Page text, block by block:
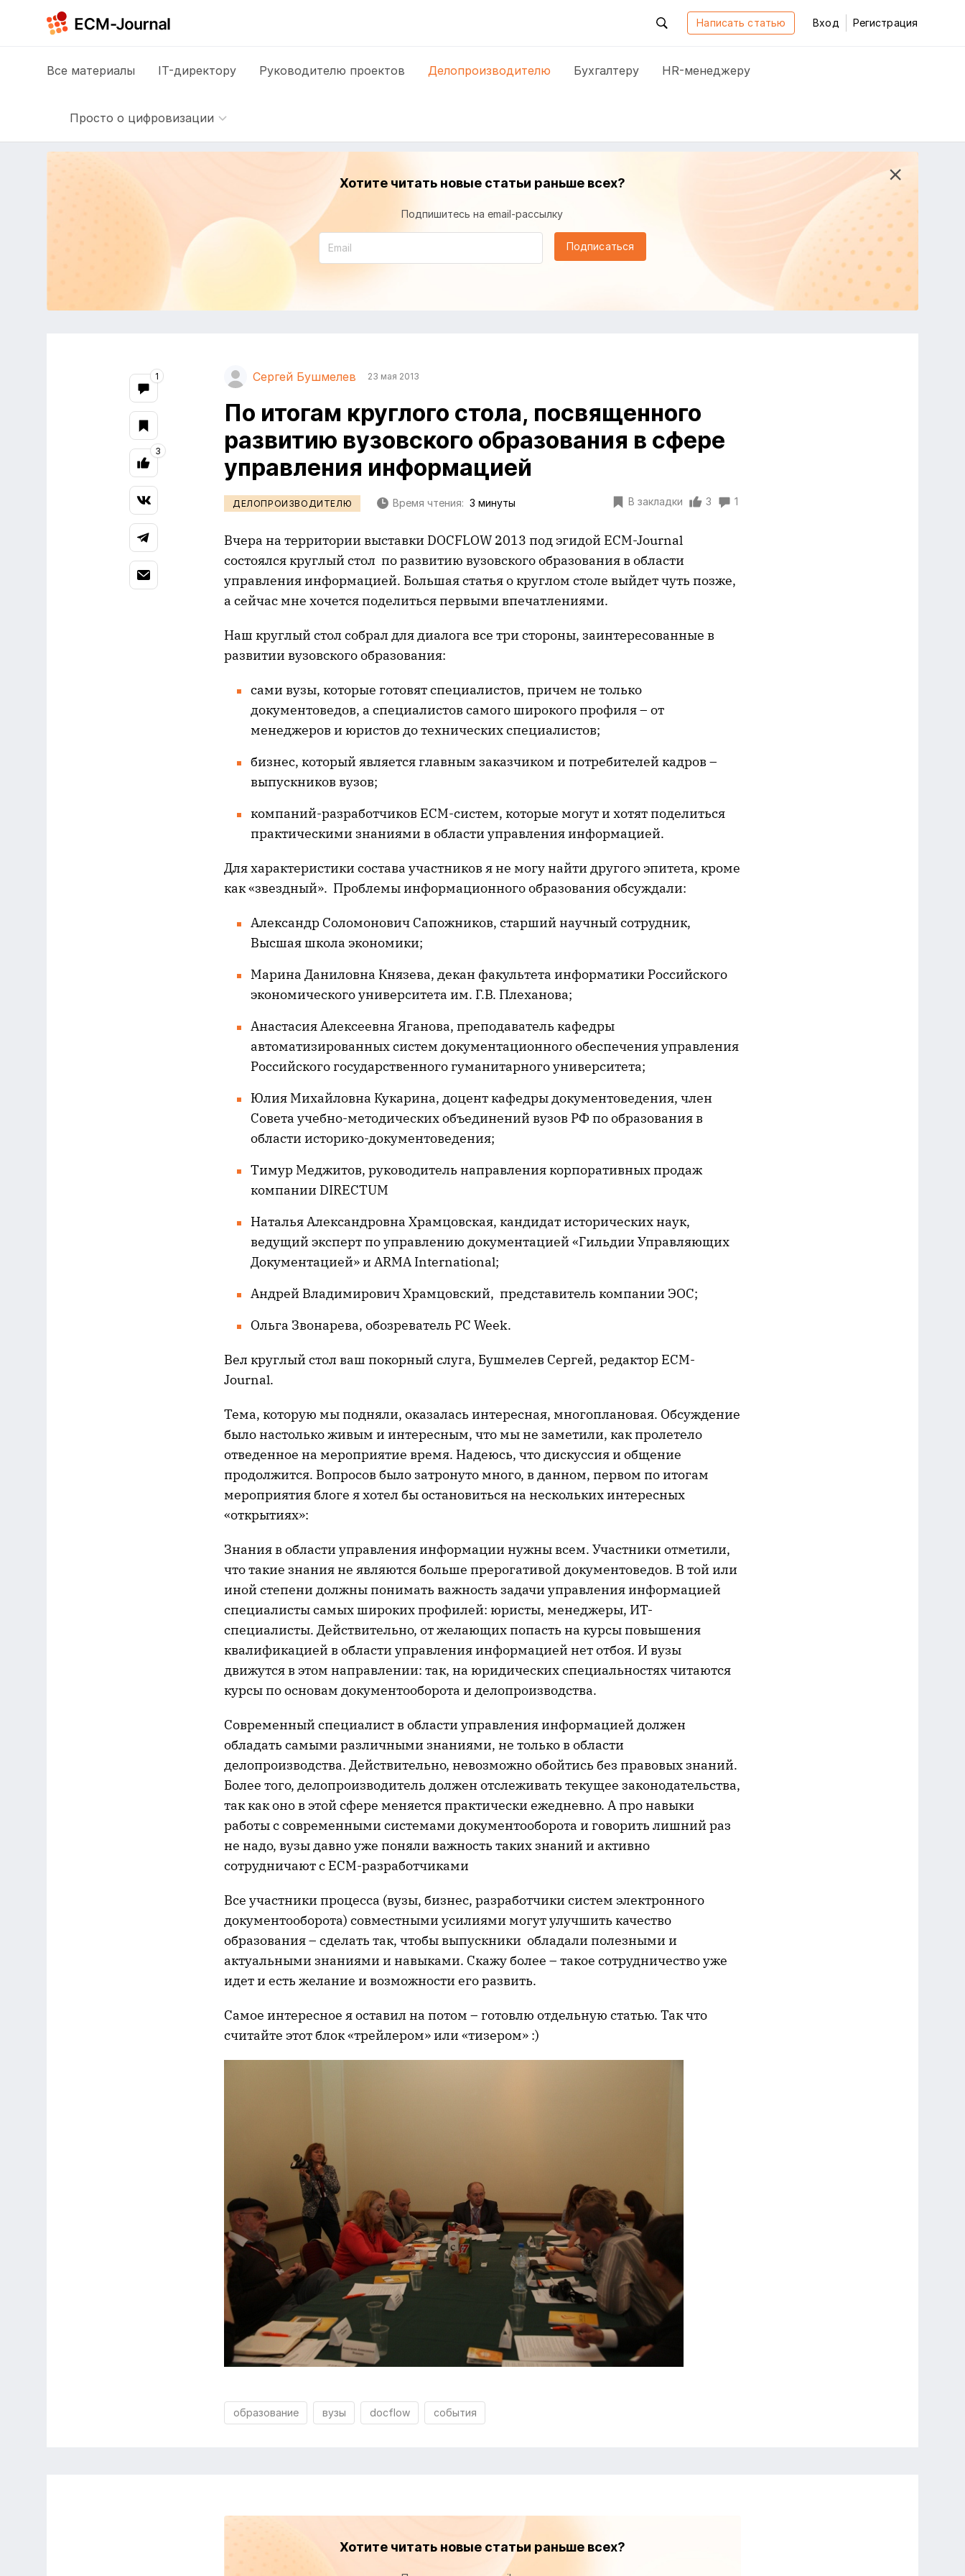
Написать статью Вход Регистрация
Все материалы IT-директору Руководителю проектов Делопроизводителю Бухгалтеру HR-менеджеру
Просто о цифровизации
Хотите читать новые статьи раньше всех?
Подпишитесь на email-рассылку
Подписаться
Сергей Бушмелев 23 мая 2013
По итогам круглого стола, посвященного
развитию вузовского образования в сфере
управления информацией
ДЕЛОПРОИЗВОДИТЕЛЮ Время чтения: 3 минуты В закладки 3 1
Вчера на территории выставки DOCFLOW 2013 под эгидой ECM-Journal
состоялся круглый стол по развитию вузовского образования в области
управления информацией. Большая статья о круглом столе выйдет чуть позже,
а сейчас мне хочется поделиться первыми впечатлениями.
Наш круглый стол собрал для диалога все три стороны, заинтересованные в
развитии вузовского образования:
сами вузы, которые готовят специалистов, причем не только
документоведов, а специалистов самого широкого профиля – от
менеджеров и юристов до технических специалистов;
бизнес, который является главным заказчиком и потребителей кадров –
выпускников вузов;
компаний-разработчиков ECM-систем, которые могут и хотят поделиться
практическими знаниями в области управления информацией.
Для характеристики состава участников я не могу найти другого эпитета, кроме
как «звездный». Проблемы информационного образования обсуждали:
Александр Соломонович Сапожников, старший научный сотрудник,
Высшая школа экономики;
Марина Даниловна Князева, декан факультета информатики Российского
экономического университета им. Г.В. Плеханова;
Анастасия Алексеевна Яганова, преподаватель кафедры
автоматизированных систем документационного обеспечения управления
Российского государственного гуманитарного университета;
Юлия Михайловна Кукарина, доцент кафедры документоведения, член
Совета учебно-методических объединений вузов РФ по образования в
области историко-документоведения;
Тимур Меджитов, руководитель направления корпоративных продаж
компании DIRECTUM
Наталья Александровна Храмцовская, кандидат исторических наук,
ведущий эксперт по управлению документацией «Гильдии Управляющих
Документацией» и ARMA International;
Андрей Владимирович Храмцовский, представитель компании ЭОС;
Ольга Звонарева, обозреватель PC Week.
Вел круглый стол ваш покорный слуга, Бушмелев Сергей, редактор ECM-
Journal.
Тема, которую мы подняли, оказалась интересная, многоплановая. Обсуждение
было настолько живым и интересным, что мы не заметили, как пролетело
отведенное на мероприятие время. Надеюсь, что дискуссия и общение
продолжится. Вопросов было затронуто много, в данном, первом по итогам
мероприятия блоге я хотел бы остановиться на нескольких интересных
«открытиях»:
Знания в области управления информации нужны всем. Участники отметили,
что такие знания не являются больше прерогативой документоведов. В той или
иной степени должны понимать важность задачи управления информацией
специалисты самых широких профилей: юристы, менеджеры, ИТ-
специалисты. Действительно, от желающих попасть на курсы повышения
квалификацией в области управления информацией нет отбоя. И вузы
движутся в этом направлении: так, на юридических специальностях читаются
курсы по основам документооборота и делопроизводства.
Современный специалист в области управления информацией должен
обладать самыми различными знаниями, не только в области
делопроизводства. Действительно, невозможно обойтись без правовых знаний.
Более того, делопроизводитель должен отслеживать текущее законодательства,
так как оно в этой сфере меняется практически ежедневно. А про навыки
работы с современными системами документооборота и говорить лишний раз
не надо, вузы давно уже поняли важность таких знаний и активно
сотрудничают с ECM-разработчиками
Все участники процесса (вузы, бизнес, разработчики систем электронного
документооборота) совместными усилиями могут улучшить качество
образования – сделать так, чтобы выпускники обладали полезными и
актуальными знаниями и навыками. Скажу более – такое сотрудничество уже
идет и есть желание и возможности его развить.
Самое интересное я оставил на потом – готовлю отдельную статью. Так что
считайте этот блок «трейлером» или «тизером» :)
образование вузы docflow события
1
3
Хотите читать новые статьи раньше всех?